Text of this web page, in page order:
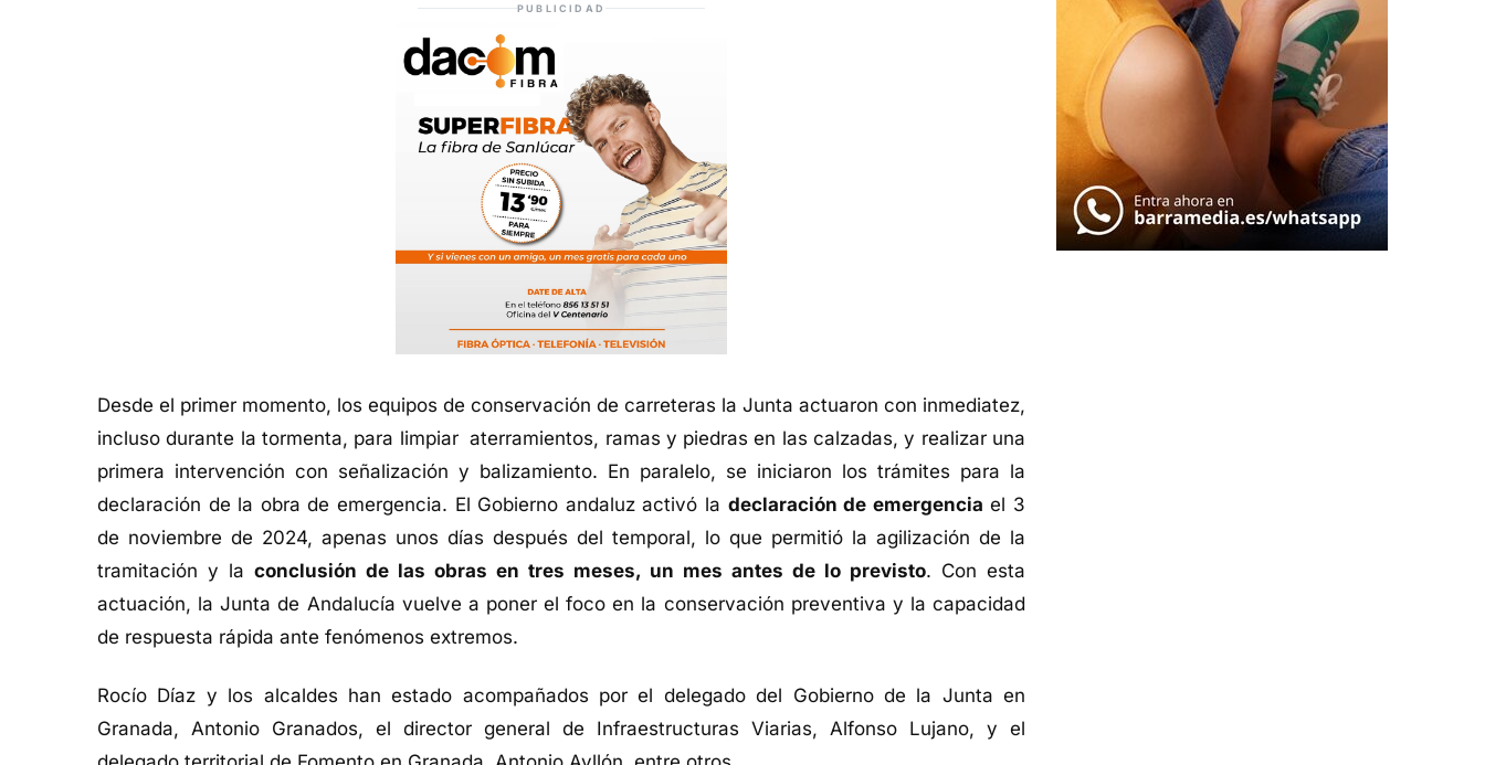
PUBLICIDAD
Desde el primer momento, los equipos de conservación de carreteras la Junta actuaron con inmediatez,
incluso durante la tormenta, para limpiar aterramientos, ramas y piedras en las calzadas, y realizar una
primera intervención con señalización y balizamiento. En paralelo, se iniciaron los trámites para la
declaración de la obra de emergencia. El Gobierno andaluz activó la declaración de emergencia el 3
de noviembre de 2024, apenas unos días después del temporal, lo que permitió la agilización de la
tramitación y la conclusión de las obras en tres meses, un mes antes de lo previsto. Con esta
actuación, la Junta de Andalucía vuelve a poner el foco en la conservación preventiva y la capacidad
de respuesta rápida ante fenómenos extremos.
Rocío Díaz y los alcaldes han estado acompañados por el delegado del Gobierno de la Junta en
Granada, Antonio Granados, el director general de Infraestructuras Viarias, Alfonso Lujano, y el